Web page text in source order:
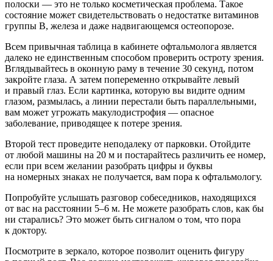
полоски — это не только косметическая проблема. Такое
состояние может свидетельствовать о недостатке витаминов
группы В, железа и даже надвигающемся остеопорозе.
Всем привычная таблица в кабинете офтальмолога является
далеко не единственным способом проверить остроту зрения.
Вглядывайтесь в оконную раму в течение 30 секунд, потом
закройте глаза. А затем попеременно открывайте левый
и правый глаз. Если картинка, которую вы видите одним
глазом, размылась, а линии перестали быть параллельными,
вам может угрожать макулодистрофия — опасное
заболевание, приводящее к потере зрения.
Второй тест проведите неподалеку от парковки. Отойдите
от любой машины на 20 м и постарайтесь различить ее номер,
если при всем желании разобрать цифры и буквы
на номерных знаках не получается, вам пора к офтальмологу.
Попробуйте услышать разговор собеседников, находящихся
от вас на расстоянии 5–6 м. Не можете разобрать слов, как бы
ни старались? Это может быть сигналом о том, что пора
к доктору.
Посмотрите в зеркало, которое позволит оценить фигуру